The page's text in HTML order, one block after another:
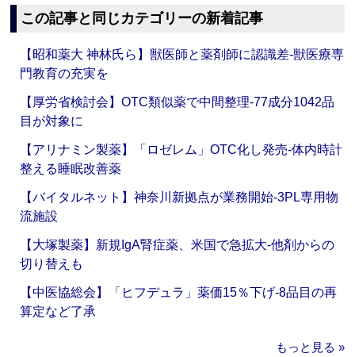
この記事と同じカテゴリーの新着記事
【昭和薬大 神林氏ら】獣医師と薬剤師に認識差‐獣医療専
門教育の充実を
【厚労省検討会】OTC類似薬で中間整理‐77成分1042品
目が対象に
【アリナミン製薬】「ロゼレム」OTC化し発売‐体内時計
整える睡眠改善薬
【バイタルネット】神奈川新拠点が業務開始‐3PL専用物
流施設
【大塚製薬】新規IgA腎症薬、米国で急拡大‐他剤からの
切り替えも
【中医協総会】「ヒフデュラ」薬価15％下げ‐8品目の再
算定など了承
もっと見る »